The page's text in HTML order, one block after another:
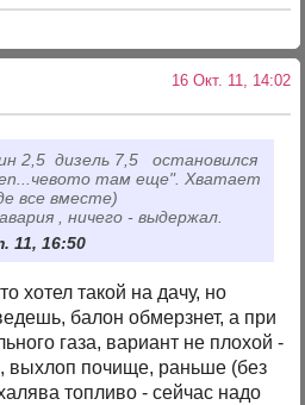
16 Окт. 11, 14:02
2,5 дизель 7,5 остановился
там еще". Хватает
все вместе)
, ничего - выдержал.
11, 16:50
хотел такой на дачу, но
балон обмерзнет, а при
газа, вариант не плохой -
выхлоп почище, раньше (без
топливо - сейчас надо